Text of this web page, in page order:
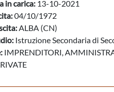
in carica: 13-10-2021
04/10/1972
ALBA (CN)
Istruzione Secondaria di
IMPRENDITORI,